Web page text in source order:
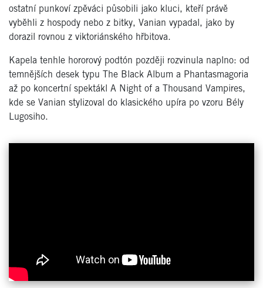
ostatní punkoví zpěváci působili jako kluci, kteří právě
vyběhli z hospody nebo z bitky, Vanian vypadal, jako by
dorazil rovnou z viktoriánského hřbitova.
Kapela tenhle hororový podtón později rozvinula naplno: od
temnějších desek typu
The Black Album a Phantasmagoria
až po koncertní spektákl A Night of a Thousand Vampires,
kde se Vanian stylizoval do klasického upíra po vzoru Bély
Lugosiho.